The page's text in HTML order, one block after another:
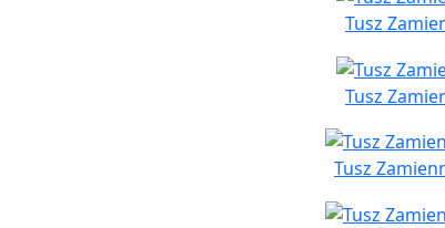
Tusz
Tusz
Tusz